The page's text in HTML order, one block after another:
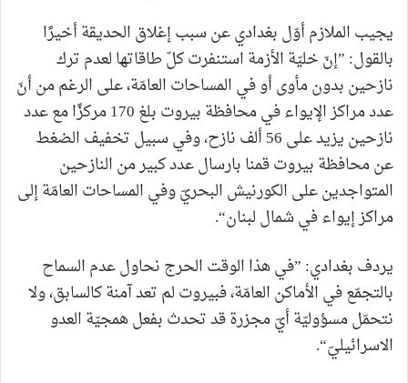
يجيب الملازم أوّل بغدادي عن سبب إغلاق الحديقة أخيرًا
بالقول: ”إنّ خليّة الأزمة استنفرت كلّ طاقاتها لعدم ترك
نازحين بدون مأوى أو في المساحات العامّة، على الرغم من أنّ
عدد مراكز الإيواء في محافظة بيروت بلغ 170 مركزًا مع عدد
نازحين يزيد على 56 ألف نازح، وفي سبيل تخفيف الضغط
عن محافظة بيروت قمنا بارسال عدد كبير من النازحين
المتواجدين على الكورنيش البحريّ وفي المساحات العامّة إلى
مراكز إيواء في شمال لبنان“.
يردف بغدادي: ”في هذا الوقت الحرج نحاول عدم السماح
بالتجمّع في الأماكن العامّة، فبيروت لم تعد آمنة كالسابق، ولا
نتحمّل مسؤوليّة أيّ مجزرة قد تحدث بفعل همجيّة العدو
الاسرائيليّ“.